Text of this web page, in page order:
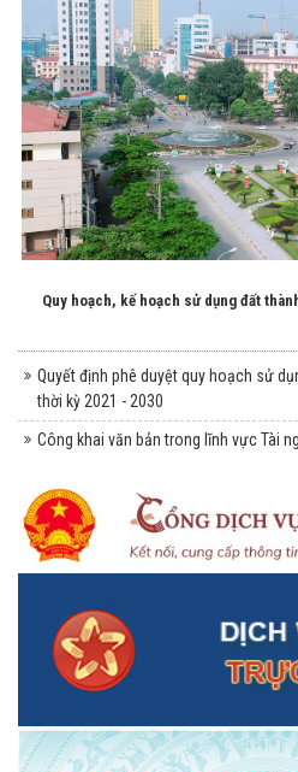
Quy hoạch, kế hoạch sử dụng đất
Quyết định phê duyệt quy hoạch sử
thời kỳ 2021 - 2030
Công khai văn bản trong lĩnh vực Tài